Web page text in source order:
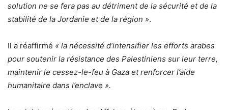
solution ne se fera pas au détriment de la sécurité et de la
stabilité de la Jordanie et de la région ».
Il a réaffirmé « la nécessité d’intensifier les efforts arabes
pour soutenir la résistance des Palestiniens sur leur terre,
maintenir le cessez-le-feu à Gaza et renforcer l’aide
humanitaire dans l’enclave ».